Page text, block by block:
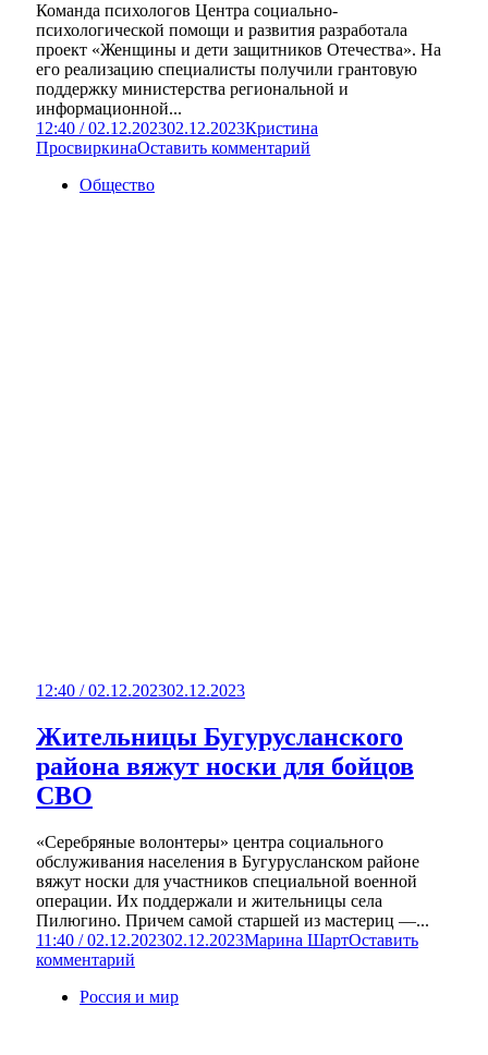
Команда психологов Центра социально-
психологической помощи и развития разработала
проект «Женщины и дети защитников Отечества». На
его реализацию специалисты получили грантовую
поддержку министерства региональной и
информационной...
12:40 / 02.12.202302.12.2023Кристина
ПросвиркинаОставить комментарий
Общество
12:40 / 02.12.202302.12.2023
Жительницы Бугурусланского
района вяжут носки для бойцов
СВО
«Серебряные волонтеры» центра социального
обслуживания населения в Бугурусланском районе
вяжут носки для участников специальной военной
операции. Их поддержали и жительницы села
Пилюгино. Причем самой старшей из мастериц —...
11:40 / 02.12.202302.12.2023Марина ШартОставить
комментарий
Россия и мир